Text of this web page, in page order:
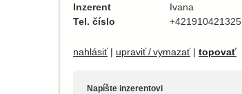
Inzerent
Ivana
Tel. číslo
+421910421325
nahlásiť| upraviť / vymazať| topovať
Napíšte inzerentovi